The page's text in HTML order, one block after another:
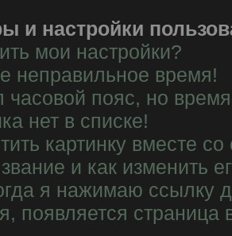
и настройки
мои настройки?
неправильное время!
часовой пояс, но
нет в списке!
картинку вместе
и как изменить
я нажимаю ссылку
появляется страница